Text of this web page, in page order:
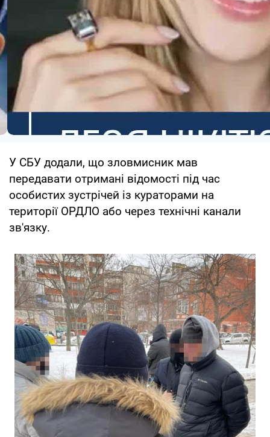
У СБУ додали, що зловмисник мав
передавати отримані відомості під час
особистих зустрічей із кураторами на
території ОРДЛО або через технічні канали
зв'язку.